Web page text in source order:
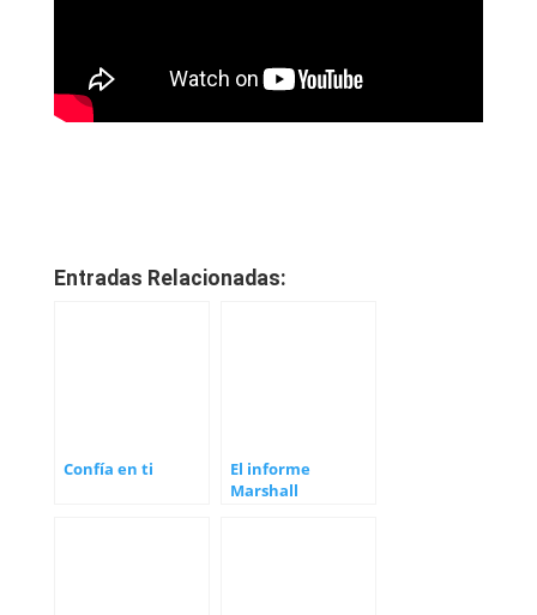
Entradas Relacionadas:
Confía en ti
El informe
Marshall